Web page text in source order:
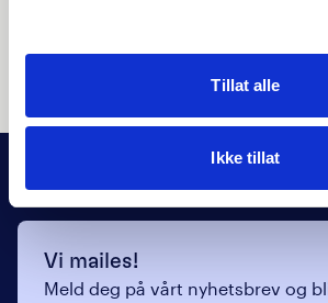
Tillat alle
Ikke tillat
Vi mailes!
Meld deg på vårt nyhetsbrev og